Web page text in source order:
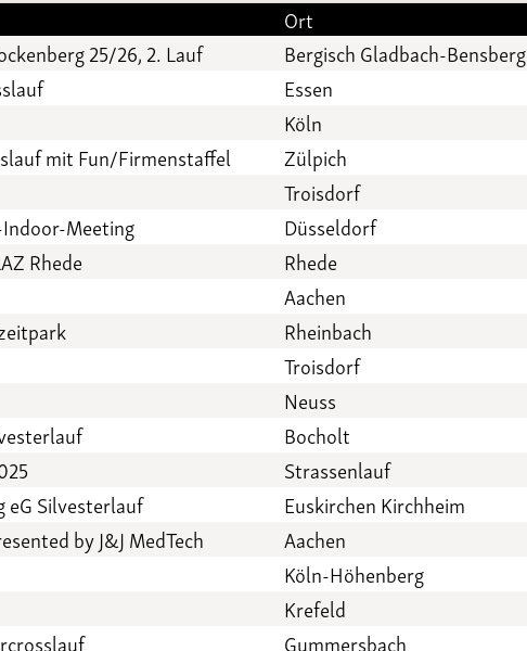
Ort
25/26, 2. Lauf
Bergisch Gladbach-Bensberg
Essen
Köln
mit Fun/Firmenstaffel
Zülpich
Troisdorf
Meeting
Düsseldorf
Rhede
Rhede
Aachen
Rheinbach
Troisdorf
Neuss
Bocholt
Strassenlauf
eG Silvesterlauf
Euskirchen Kirchheim
by J&J MedTech
Aachen
Köln-Höhenberg
Krefeld
Gummersbach